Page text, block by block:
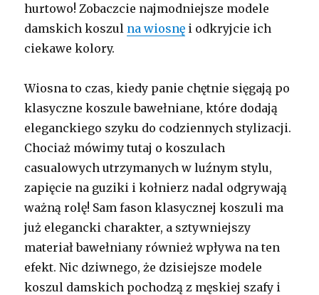
hurtowo! Zobaczcie najmodniejsze modele
damskich koszul na wiosnę i odkryjcie ich
ciekawe kolory.
Wiosna to czas, kiedy panie chętnie sięgają po
klasyczne koszule bawełniane, które dodają
eleganckiego szyku do codziennych stylizacji.
Chociaż mówimy tutaj o koszulach
casualowych utrzymanych w luźnym stylu,
zapięcie na guziki i kołnierz nadal odgrywają
ważną rolę! Sam fason klasycznej koszuli ma
już elegancki charakter, a sztywniejszy
materiał bawełniany również wpływa na ten
efekt. Nic dziwnego, że dzisiejsze modele
koszul damskich pochodzą z męskiej szafy i